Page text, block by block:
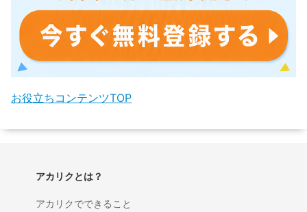
お役立ちコンテンツTOP
アカリクとは？
アカリクでできること